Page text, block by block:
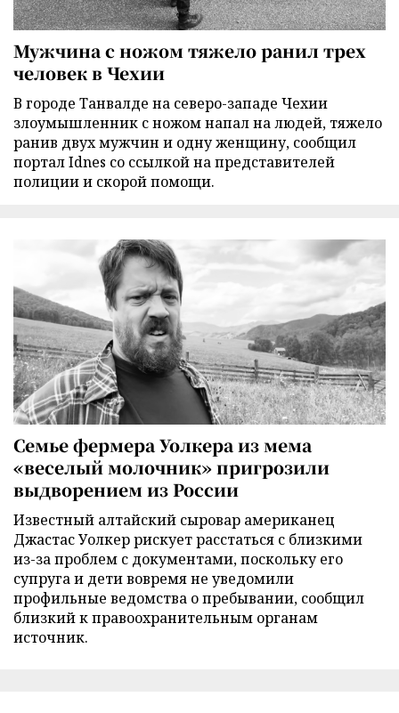
Мужчина с ножом тяжело ранил трех
человек в Чехии
В городе Танвалде на северо-западе Чехии
злоумышленник с ножом напал на людей, тяжело
ранив двух мужчин и одну женщину, сообщил
портал Idnes со ссылкой на представителей
полиции и скорой помощи.
Семье фермера Уолкера из мема
«веселый молочник» пригрозили
выдворением из России
Известный алтайский сыровар американец
Джастас Уолкер рискует расстаться с близкими
из-за проблем с документами, поскольку его
супруга и дети вовремя не уведомили
профильные ведомства о пребывании, сообщил
близкий к правоохранительным органам
источник.